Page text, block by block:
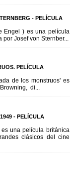
- PELÍCULA
Engel ) es una película
Josef von Sternber...
PELÍCULA
de los monstruos' es
di...
- PELÍCULA
una película británica
clásicos del cine